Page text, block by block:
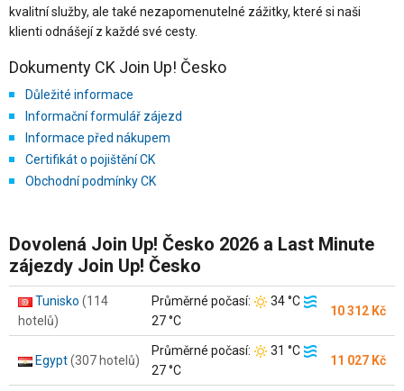
kvalitní služby, ale také nezapomenutelné zážitky, které si naši
klienti odnášejí z každé své cesty.
Dokumenty CK Join Up! Česko
Důležité informace
Informační formulář zájezd
Informace před nákupem
Certifikát o pojištění CK
Obchodní podmínky CK
Dovolená Join Up! Česko 2026 a Last Minute
zájezdy Join Up! Česko
Tunisko (114
hotelů)
Průměrné počasí:
Teplota
34 °C
moře:
27 °C
10 312 Kč
Egypt(307 hotelů)
Průměrné počasí:
Teplota
31 °C
moře:
27 °C
11 027 Kč